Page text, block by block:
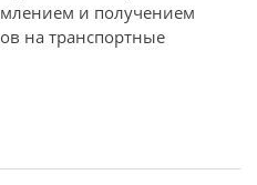
и получением
на транспортные